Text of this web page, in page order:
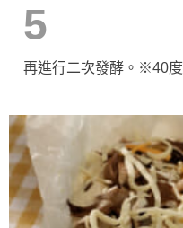
5
再進行二次發酵。※40度